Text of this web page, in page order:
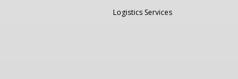
Logistics Services